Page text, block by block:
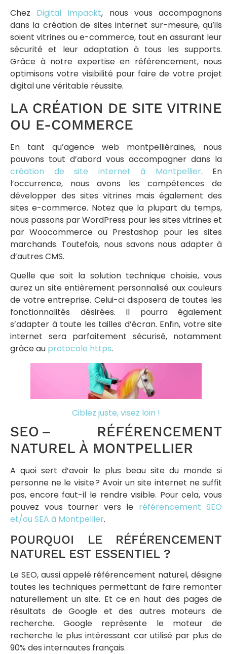
Chez Digital Impackt, nous vous accompagnons
dans la création de sites internet sur-mesure, qu’ils
soient vitrines ou e-commerce, tout en assurant leur
sécurité et leur adaptation à tous les supports.
Grâce à notre expertise en référencement, nous
optimisons votre visibilité pour faire de votre projet
digital une véritable réussite.
LA CRÉATION DE SITE VITRINE
OU E-COMMERCE
En tant qu’agence web montpelliéraines, nous
pouvons tout d’abord vous accompagner dans la
création de site internet à Montpellier. En
l’occurrence, nous avons les compétences de
développer des sites vitrines mais également des
sites e-commerce. Notez que la plupart du temps,
nous passons par WordPress pour les sites vitrines et
par Woocommerce ou Prestashop pour les sites
marchands. Toutefois, nous savons nous adapter à
d’autres CMS.
Quelle que soit la solution technique choisie, vous
aurez un site entièrement personnalisé aux couleurs
de votre entreprise. Celui-ci disposera de toutes les
fonctionnalités désirées. Il pourra également
s’adapter à toute les tailles d’écran. Enfin, votre site
internet sera parfaitement sécurisé, notamment
grâce au protocole https.
Ciblez juste, visez loin !
SEO – RÉFÉRENCEMENT
NATUREL À MONTPELLIER
A quoi sert d’avoir le plus beau site du monde si
personne ne le visite ? Avoir un site internet ne suffit
pas, encore faut-il le rendre visible. Pour cela, vous
pouvez vous tourner vers le référencement SEO
et/ou SEA à Montpellier.
POURQUOI LE RÉFÉRENCEMENT
NATUREL EST ESSENTIEL ?
Le SEO, aussi appelé référencement naturel, désigne
toutes les techniques permettant de faire remonter
naturellement un site. Et ce en haut des pages de
résultats de Google et des autres moteurs de
recherche. Google représente le moteur de
recherche le plus intéressant car utilisé par plus de
90% des internautes français.